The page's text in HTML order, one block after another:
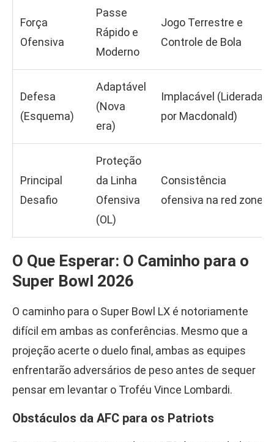
Força
Ofensiva
Passe
Rápido e
Moderno
Jogo Terrestre e
Controle de Bola
Defesa
(Esquema)
Adaptável
(Nova
era)
Implacável (Liderada
por Macdonald)
Principal
Desafio
Proteção
da Linha
Ofensiva
(OL)
Consistência
ofensiva na red zone
O Que Esperar: O Caminho para o
Super Bowl 2026
O caminho para o Super Bowl LX é notoriamente
difícil em ambas as conferências. Mesmo que a
projeção acerte o duelo final, ambas as equipes
enfrentarão adversários de peso antes de sequer
pensar em levantar o Troféu Vince Lombardi.
Obstáculos da AFC para os Patriots